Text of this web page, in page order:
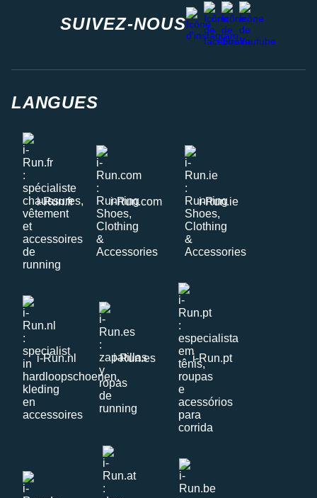
SUIVEZ-NOUS
instagram
facebook
stravayoutube
LANGUES
i-Run.fr i-Run.com i-Run.ie
i-Run.nl i-Run.es i-Run.pt